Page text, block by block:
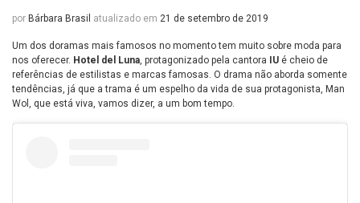
por Bárbara Brasil atualizado em 21 de setembro de 2019
Um dos doramas mais famosos no momento tem muito sobre moda para
nos oferecer. Hotel del Luna, protagonizado pela cantora IU é cheio de
referências de estilistas e marcas famosas. O drama não aborda somente
tendências, já que a trama é um espelho da vida de sua protagonista, Man
Wol, que está viva, vamos dizer, a um bom tempo.